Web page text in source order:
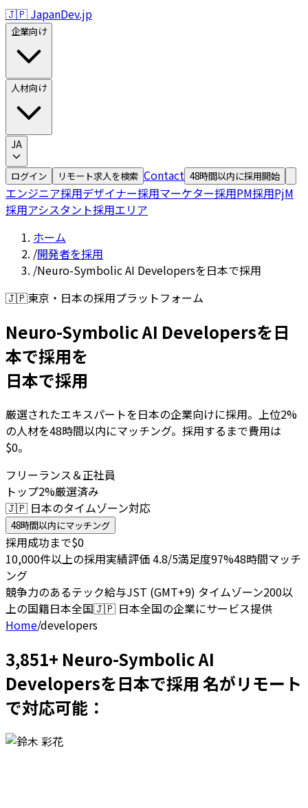
🇯🇵 JapanDev.jp
企業向け
人材向け
JA
ログイン リモート求人を検索 Contact 48時間以内に採用開始
エンジニア採用デザイナー採用マーケター採用PM採用PjM
採用アシスタント採用エリア
ホーム
/開発者を採用
/Neuro-Symbolic AI Developersを日本で採用
🇯🇵東京・日本の採用プラットフォーム
Neuro-Symbolic AI Developersを日
本で採用を
日本で採用
厳選されたエキスパートを日本の企業向けに採用。上位2%
の人材を48時間以内にマッチング。採用するまで費用は
$0。
フリーランス＆正社員
トップ2%厳選済み
🇯🇵 日本のタイムゾーン対応
48時間以内にマッチング
採用成功まで$0
10,000件以上の採用実績評価 4.8/5満足度97%48時間マッチ
ング
競争力のあるテック給与JST (GMT+9) タイムゾーン200以
上の国籍日本全国🇯🇵 日本全国の企業にサービス提供
Home/developers
3,851+ Neuro-Symbolic AI
Developersを日本で採用 名がリモート
で対応可能：